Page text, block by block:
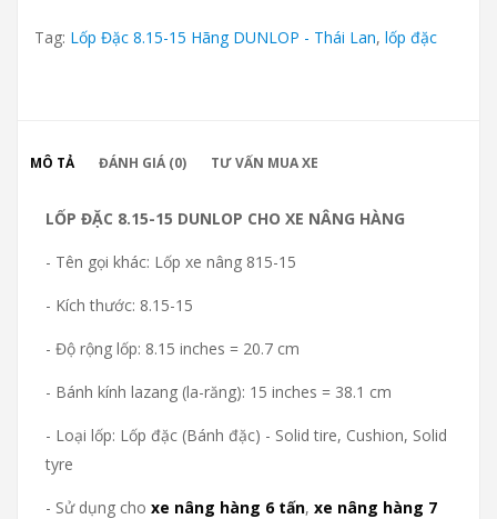
Tag: Lốp Đặc 8.15-15 Hãng DUNLOP - Thái Lan, lốp đặc
MÔ TẢ ĐÁNH GIÁ (0) TƯ VẤN MUA XE
LỐP ĐẶC 8.15-15 DUNLOP CHO XE NÂNG HÀNG
- Tên gọi khác: Lốp xe nâng 815-15
- Kích thước: 8.15-15
- Độ rộng lốp: 8.15 inches = 20.7 cm
- Bánh kính lazang (la-răng): 15 inches = 38.1 cm
- Loại lốp: Lốp đặc (Bánh đặc) - Solid tire, Cushion, Solid
tyre
- Sử dụng cho xe nâng hàng 6 tấn, xe nâng hàng 7